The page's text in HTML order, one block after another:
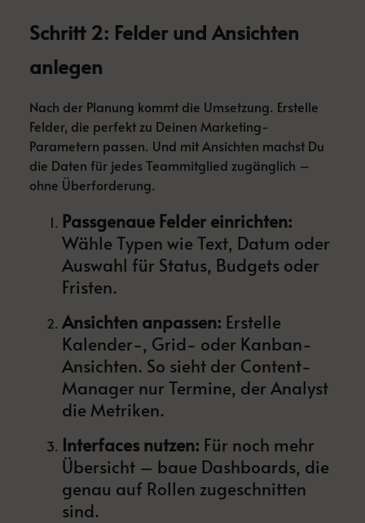
Schritt 2: Felder und Ansichten
anlegen
Nach der Planung kommt die Umsetzung. Erstelle
Felder, die perfekt zu Deinen Marketing-
Parametern passen. Und mit Ansichten machst Du
die Daten für jedes Teammitglied zugänglich –
ohne Überforderung.
Passgenaue Felder einrichten:
Wähle Typen wie Text, Datum oder
Auswahl für Status, Budgets oder
Fristen.
Ansichten anpassen: Erstelle
Kalender-, Grid- oder Kanban-
Ansichten. So sieht der Content-
Manager nur Termine, der Analyst
die Metriken.
Interfaces nutzen: Für noch mehr
Übersicht – baue Dashboards, die
genau auf Rollen zugeschnitten
sind.